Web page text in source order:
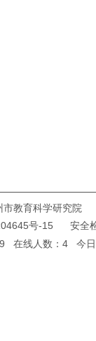
市教育科学研究院
号-15 安全
在线人数：4 今